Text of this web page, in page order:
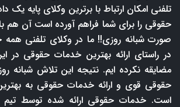
تلفنی امکان ارتباط با برترین وکلای پایه
حقوقی را برای شما فراهم آورده است آن هم
صورت شبانه روزی!! ما در وکلای تلفنی همه
در راستای ارائه بهترین خدمات حقوقی در
مضایقه نکرده ایم. نتیجه این تلاش شبانه
حقوقی قوی و ارائه خدمات حقوقی به
است. خدمات حقوقی ارائه شده توسط تیم